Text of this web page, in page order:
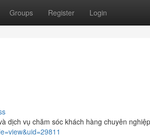
Groups Register Login
dịch vụ chăm sóc khách hàng chuyên